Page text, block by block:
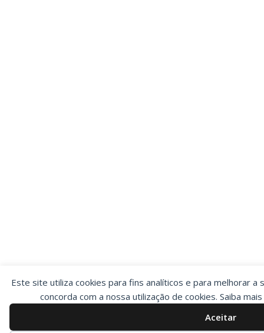
Este site utiliza cookies para fins analíticos e para melhorar a
concorda com a nossa utilização de cookies. Saiba
Aceitar